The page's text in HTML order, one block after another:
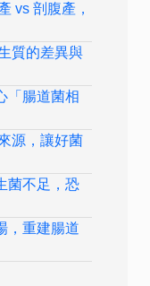
vs 剖腹產，
質的差異與
「腸道菌相
源，讓好菌
菌不足，恐
，重建腸道